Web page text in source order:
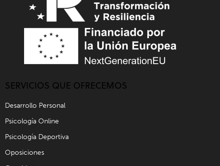
SERVICIOS QUE OFRECEMOS
Desarrollo Personal
Psicología Online
Psicología Deportiva
Oposiciones